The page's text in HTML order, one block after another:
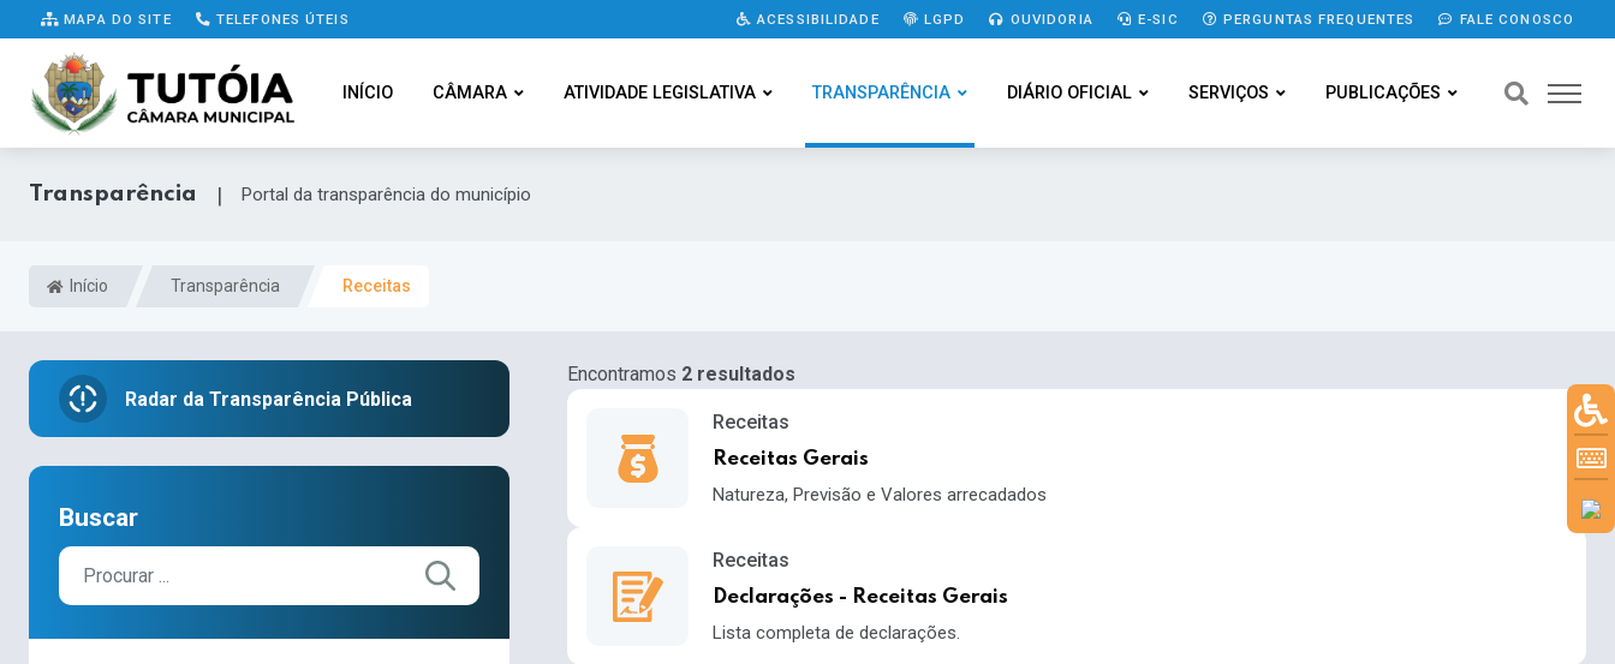
MAPA DO SITE TELEFONES ÚTEIS ACESSIBILIDADE LGPD OUVIDORIA E-SIC PERGUNTAS FREQUENTES FALE CONOSCO
INÍCIO CÂMARA ATIVIDADE LEGISLATIVA TRANSPARÊNCIA DIÁRIO OFICIAL SERVIÇOS PUBLICAÇÕES
Transparência | Portal da transparência do município
Início Transparência Receitas
Radar da Transparência Pública
Buscar
Encontramos 2 resultados
Receitas
Receitas Gerais
Natureza, Previsão e Valores arrecadados
Receitas
Declarações - Receitas Gerais
Lista completa de declarações.